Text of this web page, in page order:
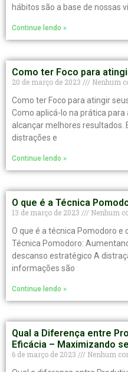
hábitos são a base de nossas
Continue lendo »
Como ter Foco para
20 de março de 2023
Nenhum
Como ter Foco para atingir
Como aplicá-lo na prática
alcançar melhores resultados.
distrações e
Continue lendo »
O que é a Técnica
13 de março de 2023
Nenhum
O que é a técnica Pomodoro
Técnica Pomodoro:
descanso estratégico A
informações são
Continue lendo »
Qual a Diferença entre
Eficácia – Maximizando
6 de março de 2023
Nenhum